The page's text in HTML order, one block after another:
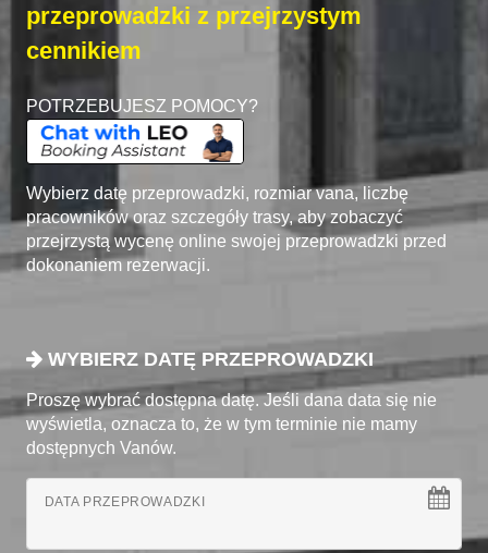
przeprowadzki z przejrzystym
cennikiem
POTRZEBUJESZ POMOCY?
Wybierz datę przeprowadzki, rozmiar vana, liczbę
pracowników oraz szczegóły trasy, aby zobaczyć
przejrzystą wycenę online swojej przeprowadzki przed
dokonaniem rezerwacji.
WYBIERZ DATĘ PRZEPROWADZKI
Proszę wybrać dostępna datę. Jeśli dana data się nie
wyświetla, oznacza to, że w tym terminie nie mamy
dostępnych Vanów.
DATA PRZEPROWADZKI